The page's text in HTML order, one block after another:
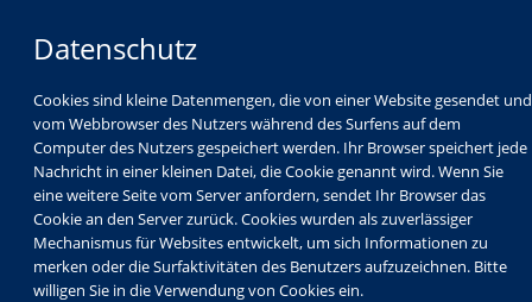
Datenschutz
Cookies sind kleine Datenmengen, die von einer Website gesendet und
vom Webbrowser des Nutzers während des Surfens auf dem
Computer des Nutzers gespeichert werden. Ihr Browser speichert jede
Nachricht in einer kleinen Datei, die Cookie genannt wird. Wenn Sie
eine weitere Seite vom Server anfordern, sendet Ihr Browser das
Cookie an den Server zurück. Cookies wurden als zuverlässiger
Mechanismus für Websites entwickelt, um sich Informationen zu
merken oder die Surfaktivitäten des Benutzers aufzuzeichnen. Bitte
willigen Sie in die Verwendung von Cookies ein.
Programm
Schulabschlüsse
Schulkindbetreuung
Service